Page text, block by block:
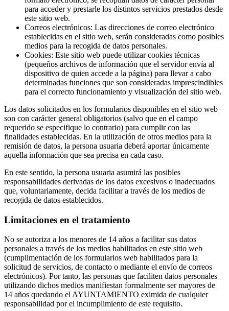
para acceder y prestarle los distintos servicios prestados desde
este sitio web.
Correos electrónicos: Las direcciones de correo electrónico
establecidas en el sitio web, serán consideradas como posibles
medios para la recogida de datos personales.
Cookies: Este sitio web puede utilizar cookies técnicas
(pequeños archivos de información que el servidor envía al
dispositivo de quien accede a la página) para llevar a cabo
determinadas funciones que son consideradas imprescindibles
para el correcto funcionamiento y visualización del sitio web.
Los datos solicitados en los formularios disponibles en el sitio web
son con carácter general obligatorios (salvo que en el campo
requerido se especifique lo contrario) para cumplir con las
finalidades establecidas. En la utilización de otros medios para la
remisión de datos, la persona usuaria deberá aportar únicamente
aquella información que sea precisa en cada caso.
En este sentido, la persona usuaria asumirá las posibles
responsabilidades derivadas de los datos excesivos o inadecuados
que, voluntariamente, decida facilitar a través de los medios de
recogida de datos establecidos.
Limitaciones en el tratamiento
No se autoriza a los menores de 14 años a facilitar sus datos
personales a través de los medios habilitados en este sitio web
(cumplimentación de los formularios web habilitados para la
solicitud de servicios, de contacto o mediante el envío de correos
electrónicos). Por tanto, las personas que faciliten datos personales
utilizando dichos medios manifiestan formalmente ser mayores de
14 años quedando el AYUNTAMIENTO eximida de cualquier
responsabilidad por el incumplimiento de este requisito.